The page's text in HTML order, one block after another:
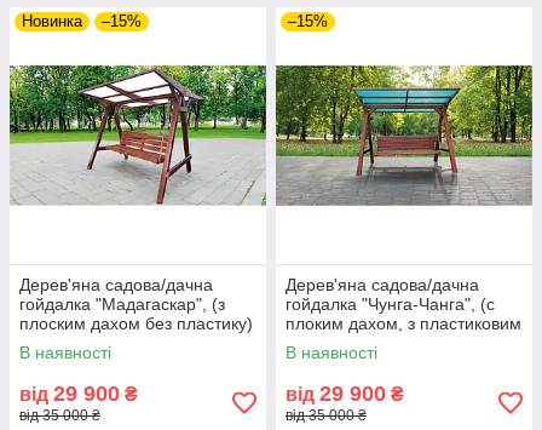
Новинка –15%
Дерев'яна садова/дачна
гойдалка "Мадагаскар", (з
плоским дахом без пластику)
В наявності
від 29 900 ₴
від 35 000 ₴
–15%
Дерев'яна садова/дачна
гойдалка "Чунга-Чанга", (с
плоким дахом, з пластиковим
шифером) - колір полісандр
В наявності
від 29 900 ₴
від 35 000 ₴